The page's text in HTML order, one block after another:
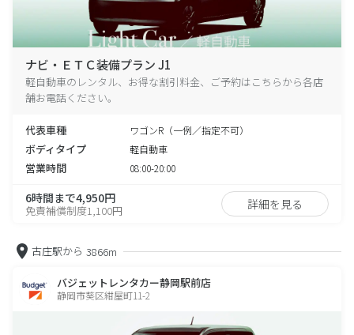
ナビ・ＥＴＣ装備プラン J1
軽自動車のレンタル、お得な割引料金、ご予約はこちらから各店
舗お電話ください。
代表車種 ワゴンR（一例／指定不可）
ボディタイプ 軽自動車
営業時間 08:00-20:00
6時間まで4,950円
免責補償制度1,100円 詳細を見る
古庄駅から 3866m
バジェットレンタカー静岡駅前店
静岡市葵区紺屋町11-2